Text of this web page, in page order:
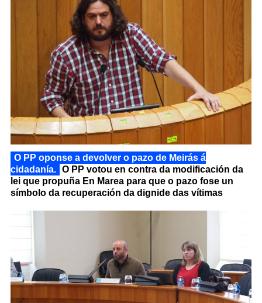
O PP oponse a devolver o pazo de Meirás á
cidadanía. O PP votou en contra da modificación da
lei que propuña En Marea para que o pazo fose un
símbolo da recuperación da dignide das vítimas